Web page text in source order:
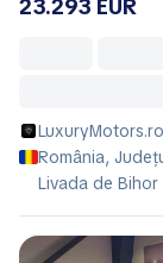
23.293 EUR
LuxuryMotors.ro
România,
Livada de Bihor